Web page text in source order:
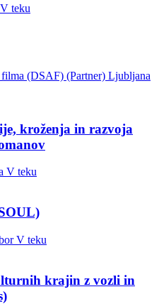
V teku
(DSAF) (Partner) Ljubljana
kroženja in razvoja
V teku
V teku
krajin z vozli in